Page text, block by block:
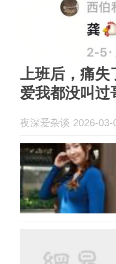
上班后，痛失
爱我都没叫过
夜深爱杂谈 2026-03-